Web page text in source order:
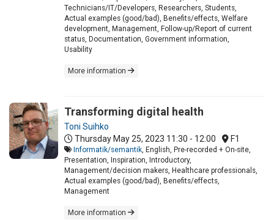
Technicians/IT/Developers, Researchers, Students,
Actual examples (good/bad), Benefits/effects, Welfare
development, Management, Follow-up/Report of current
status, Documentation, Government information,
Usability
More information
Transforming digital health
Toni Suihko
Thursday May 25, 2023 11:30 - 12:00 F1
Informatik/semantik , English, Pre-recorded + On-site,
Presentation, Inspiration, Introductory,
Management/decision makers, Healthcare professionals,
Actual examples (good/bad), Benefits/effects,
Management
More information